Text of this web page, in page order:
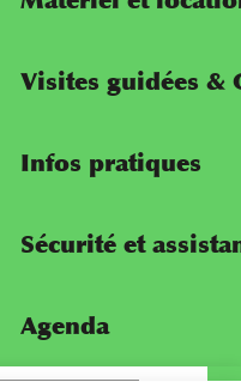
Visites guidées &
Infos pratiques
Sécurité et
Agenda
?
- Interreg -
Gestion du consentement